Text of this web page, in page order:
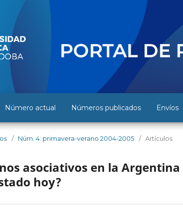
Número actual Números publicados Envíos
/ Núm. 4: primavera-verano 2004-2005 / Artículos
asociativos en la
hoy?